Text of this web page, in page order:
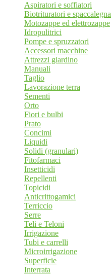
Aspiratori e soffiatori
Biotrituratori e spaccalegna
Motozappe ed elettrozappe
Idropulitrici
Pompe e spruzzatori
Accessori macchine
Attrezzi giardino
Manuali
Taglio
Lavorazione terra
Sementi
Orto
Fiori e bulbi
Prato
Concimi
Liquidi
Solidi (granulari)
Fitofarmaci
Insetticidi
Repellenti
Topicidi
Anticrittogamici
Terriccio
Serre
Teli e Teloni
Irrigazione
Tubi e carrelli
Microirrigazione
Superficie
Interrata